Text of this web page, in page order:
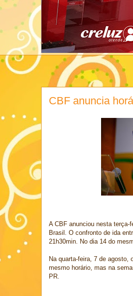
CBF anuncia
A CBF anunciou nesta terça-
Brasil. O confronto de ida
21h30min. No dia 14 do
Na quarta-feira, 7 de agosto,
mesmo horário, mas na
PR.